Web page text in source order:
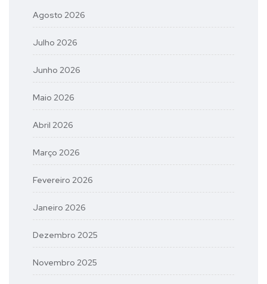
Agosto 2026
Julho 2026
Junho 2026
Maio 2026
Abril 2026
Março 2026
Fevereiro 2026
Janeiro 2026
Dezembro 2025
Novembro 2025